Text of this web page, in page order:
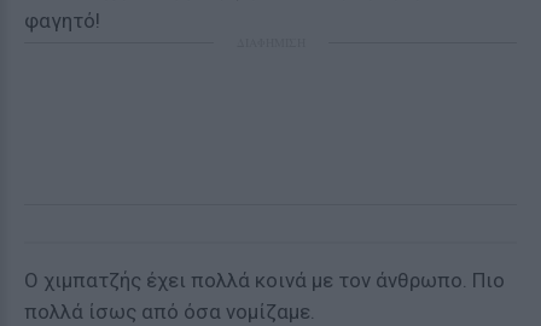
Ο χιμπατζής έχει πολλά κοινά με τον άνθρωπο. Πιο
πολλά ίσως από όσα νομίζαμε.